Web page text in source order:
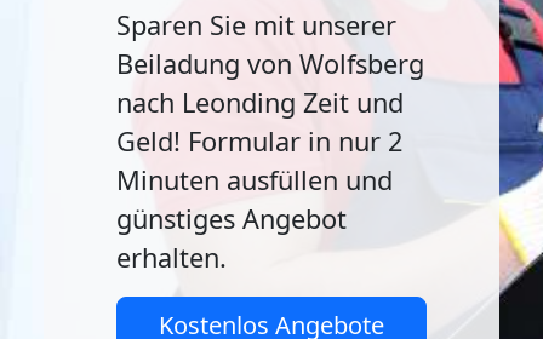
Sparen Sie mit unserer
Beiladung von Wolfsberg
nach Leonding Zeit und
Geld! Formular in nur 2
Minuten ausfüllen und
günstiges Angebot
erhalten.
Kostenlos Angebote